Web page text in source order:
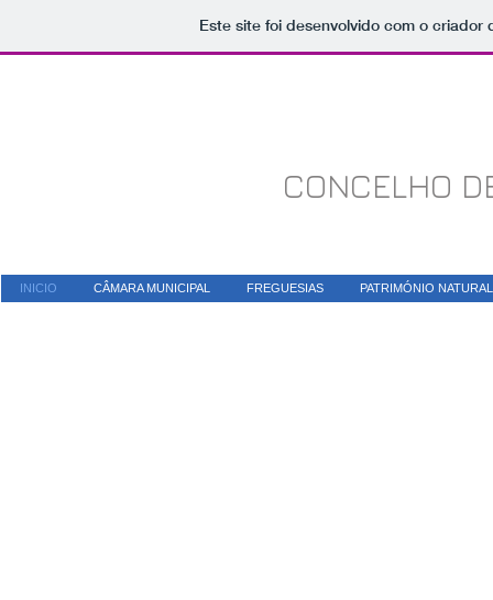
Este site foi desenvolvido com o criador
CONCELHO
INICIO CÂMARA MUNICIPAL FREGUESIAS PATRIMÓNIO NATURAL